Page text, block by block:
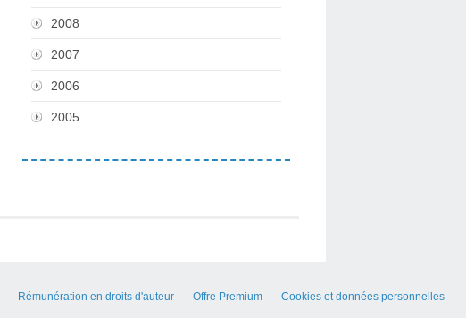
2008
2007
2006
2005
Rémunération en droits d'auteur Offre Premium
Cookies et données personnelles